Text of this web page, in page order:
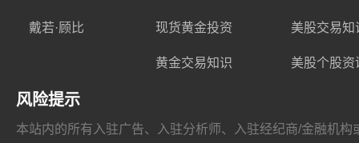
戴若·顾比 现货黄金投资
黄金交易知识
美股交易知
美股个股资
风险提示
本站内的所有入驻广告、入驻分析师、入驻经纪商/金融机